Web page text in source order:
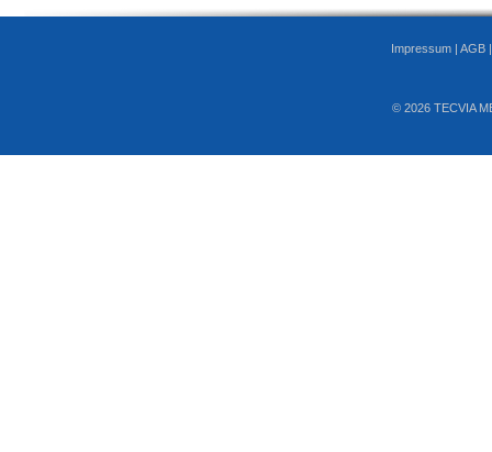
Impressum | AGB
© 2026 TECVIA